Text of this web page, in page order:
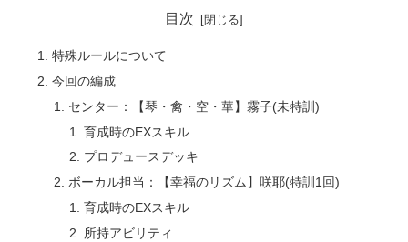
目次
特殊ルールについて
今回の編成
センター：【琴・禽・空・華】霧子(未特訓)
育成時のEXスキル
プロデュースデッキ
ボーカル担当：【幸福のリズム】咲耶(特訓1回)
育成時のEXスキル
所持アビリティ